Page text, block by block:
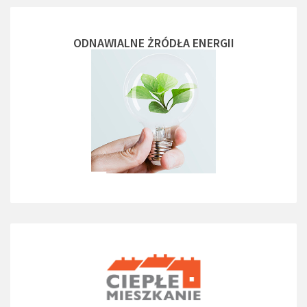
ODNAWIALNE ŻRÓDŁA ENERGII